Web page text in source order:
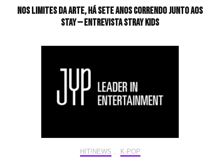
Nos limites da arte, há sete anos correndo junto aos
STAY — Entrevista Stray Kids
HIT!NEWS , K-POP